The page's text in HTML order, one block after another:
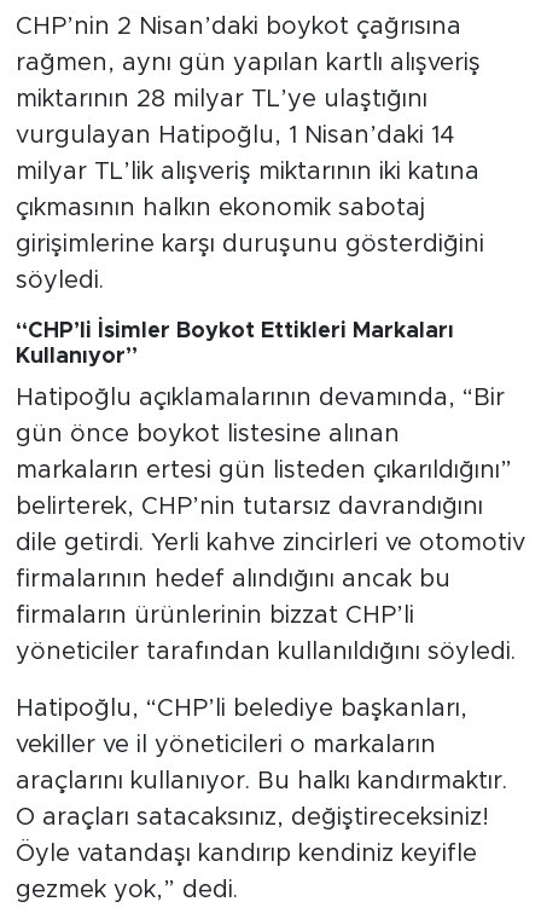
CHP’nin 2 Nisan’daki boykot çağrısına
rağmen, aynı gün yapılan kartlı alışveriş
miktarının 28 milyar TL’ye ulaştığını
vurgulayan Hatipoğlu, 1 Nisan’daki 14
milyar TL’lik alışveriş miktarının iki katına
çıkmasının halkın ekonomik sabotaj
girişimlerine karşı duruşunu gösterdiğini
söyledi.
“CHP’li İsimler Boykot Ettikleri Markaları
Kullanıyor”
Hatipoğlu açıklamalarının devamında, “Bir
gün önce boykot listesine alınan
markaların ertesi gün listeden çıkarıldığını”
belirterek, CHP’nin tutarsız davrandığını
dile getirdi. Yerli kahve zincirleri ve otomotiv
firmalarının hedef alındığını ancak bu
firmaların ürünlerinin bizzat CHP’li
yöneticiler tarafından kullanıldığını söyledi.
Hatipoğlu, “CHP’li belediye başkanları,
vekiller ve il yöneticileri o markaların
araçlarını kullanıyor. Bu halkı kandırmaktır.
O araçları satacaksınız, değiştireceksiniz!
Öyle vatandaşı kandırıp kendiniz keyifle
gezmek yok,” dedi.